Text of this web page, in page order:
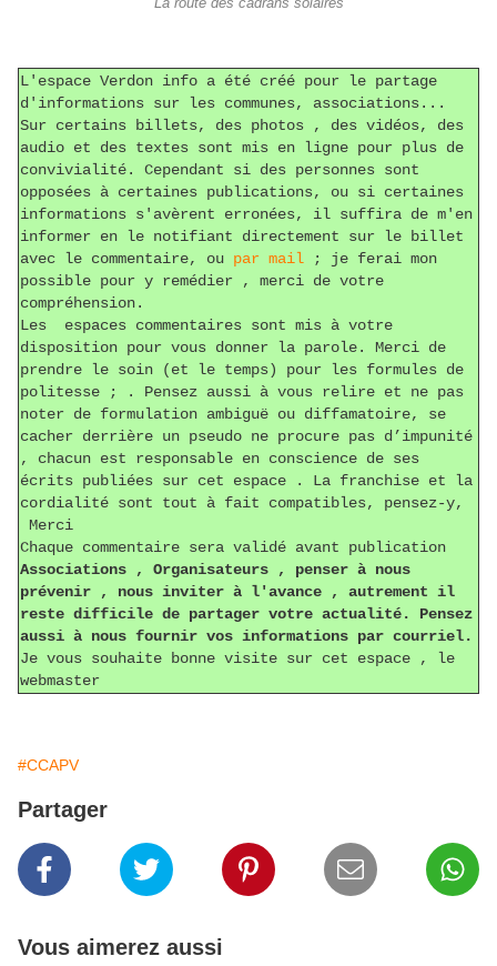
La route des cadrans solaires
L'espace Verdon info a été créé pour le partage
d'informations sur les communes, associations...
Sur certains billets, des photos , des vidéos, des
audio et des textes sont mis en ligne pour plus de
convivialité. Cependant si des personnes sont
opposées à certaines publications, ou si certaines
informations s'avèrent erronées, il suffira de m'en
informer en le notifiant directement sur le billet
avec le commentaire, ou par mail ; je ferai mon
possible pour y remédier , merci de votre
compréhension.
Les espaces commentaires sont mis à votre
disposition pour vous donner la parole. Merci de
prendre le soin (et le temps) pour les formules de
politesse ; . Pensez aussi à vous relire et ne pas
noter de formulation ambiguë ou diffamatoire, se
cacher derrière un pseudo ne procure pas d’impunité
, chacun est responsable en conscience de ses
écrits publiées sur cet espace . La franchise et la
cordialité sont tout à fait compatibles, pensez-y,
Merci
Chaque commentaire sera validé avant publication
Associations , Organisateurs , penser à nous
prévenir , nous inviter à l'avance , autrement il
reste difficile de partager votre actualité. Pensez
aussi à nous fournir vos informations par courriel.
Je vous souhaite bonne visite sur cet espace , le
webmaster
#CCAPV
Partager
Vous aimerez aussi